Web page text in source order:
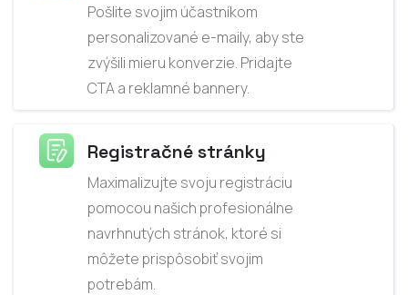
Pošlite svojim účastníkom
personalizované e-maily, aby ste
zvýšili mieru konverzie. Pridajte
CTA a reklamné bannery.
Registračné stránky
Maximalizujte svoju registráciu
pomocou našich profesionálne
navrhnutých stránok, ktoré si
môžete prispôsobiť svojim
potrebám.